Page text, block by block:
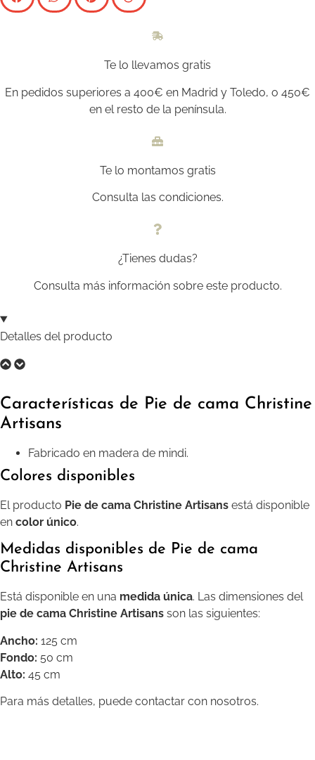
Te lo llevamos gratis
En pedidos superiores a 400€ en Madrid y Toledo, o 450€
en el resto de la península.
Te lo montamos gratis
Consulta las condiciones.
¿Tienes dudas?
Consulta más información sobre este producto.
Detalles del producto
Características de Pie de cama Christine
Artisans
Fabricado en madera de mindi.
Colores disponibles
El producto Pie de cama Christine Artisans está disponible
en color único.
Medidas disponibles de Pie de cama
Christine Artisans
Está disponible en una medida única. Las dimensiones del
pie de cama Christine Artisans son las siguientes:
Ancho: 125 cm
Fondo: 50 cm
Alto: 45 cm
Para más detalles, puede contactar con nosotros.